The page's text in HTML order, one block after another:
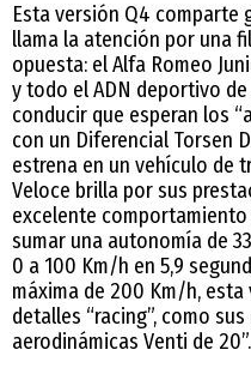
Esta versión Q4 comparte
llama la atención por una
opuesta: el Alfa Romeo
y todo el ADN deportivo
conducir que esperan los
con un Diferencial Torsen
estrena en un vehículo de
Veloce brilla por sus
excelente
sumar una autonomía de
0 a 100 Km/h en 5,9
máxima de 200 Km/h,
detalles “racing”, como
aerodinámicas Venti de 20”.